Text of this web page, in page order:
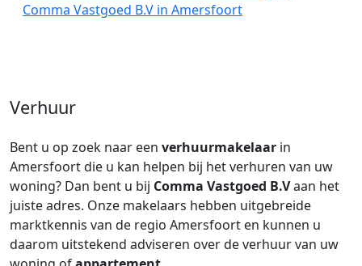
Comma Vastgoed B.V in Amersfoort
Verhuur
Bent u op zoek naar een verhuurmakelaar in
Amersfoort die u kan helpen bij het verhuren van uw
woning? Dan bent u bij Comma Vastgoed B.Vaan het
juiste adres. Onze makelaars hebben uitgebreide
marktkennis van de regio Amersfoort en kunnen u
daarom uitstekend adviseren over de verhuur van uw